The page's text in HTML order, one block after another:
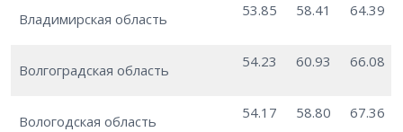
Владимирская область 53.85 58.41 64.39
Волгоградская область 54.23 60.93 66.08
Вологодская область 54.17 58.80 67.36